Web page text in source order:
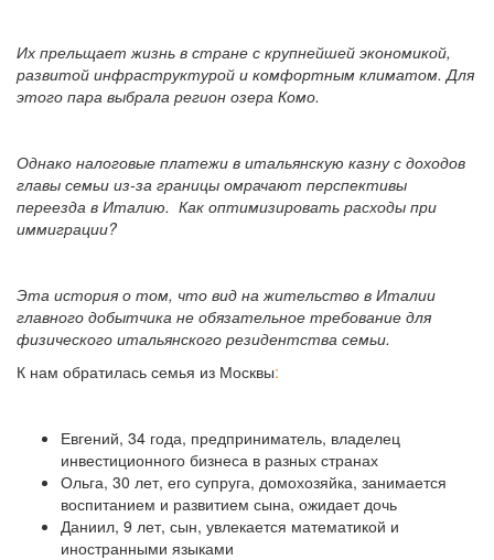
Их прельщает жизнь в стране с крупнейшей экономикой,
развитой инфраструктурой и комфортным климатом. Для
этого пара выбрала регион озера Комо.
Однако налоговые платежи в итальянскую казну с доходов
главы семьи из-за границы омрачают перспективы
переезда в Италию. Как оптимизировать расходы при
иммиграции?
Эта история о том, что вид на жительство в Италии
главного добытчика не обязательное требование для
физического итальянского резидентства семьи.
К нам обратилась семья из Москвы:
Евгений, 34 года, предприниматель, владелец
инвестиционного бизнеса в разных странах
Ольга, 30 лет, его супруга, домохозяйка, занимается
воспитанием и развитием сына, ожидает дочь
Даниил, 9 лет, сын, увлекается математикой и
иностранными языками